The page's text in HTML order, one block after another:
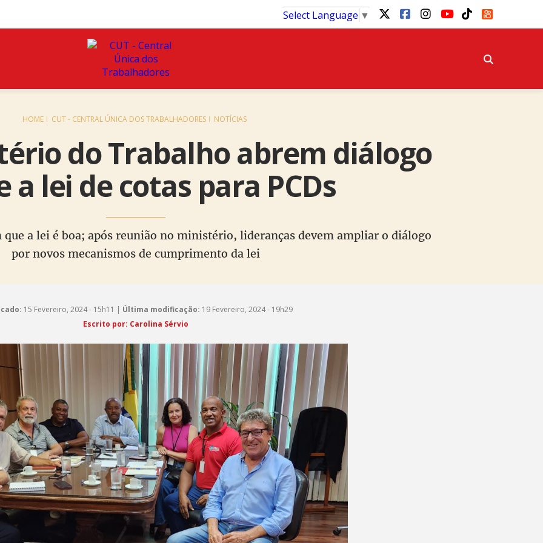
Select Language ▼
HOME CUT - CENTRAL ÚNICA DOS TRABALHADORES NOTÍCIAS
do Trabalho abrem diálogo
a lei de cotas para PCDs
a lei é boa; após reunião no ministério, lideranças devem ampliar o diálogo
por novos mecanismos de cumprimento da lei
15 Fevereiro, 2024 - 15h11 | Última modificação: 19 Fevereiro, 2024 - 19h29
Escrito por: Carolina Sérvio